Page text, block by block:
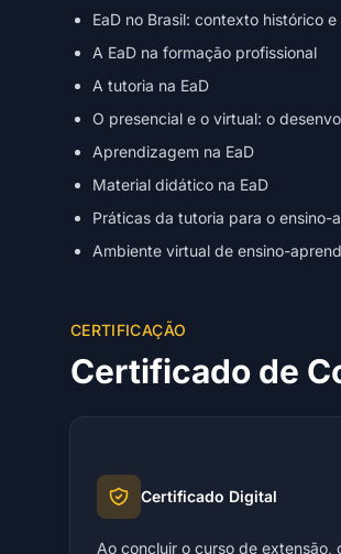
EaD no Brasil: contexto histórico
A EaD na formação profissional
A tutoria na EaD
O presencial e o virtual: o
Aprendizagem na EaD
Material didático na EaD
Práticas da tutoria para o ensino-
Ambiente virtual de ensino-
CERTIFICAÇÃO
Certificado de
Certificado Digital
Ao concluir o curso de